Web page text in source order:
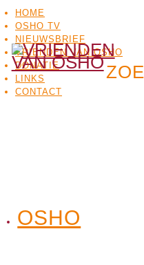
HOME
OSHO TV
NIEUWSBRIEF
VRIENDEN VAN OSHO
DONATIE
LINKS
CONTACT
OSHOOSHO